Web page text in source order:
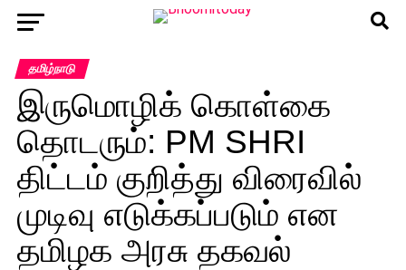
தமிழ்நாடு
இருமொழிக் கொள்கை
தொடரும்: PM SHRI
திட்டம் குறித்து விரைவில்
முடிவு எடுக்கப்படும் என
தமிழக அரசு தகவல்